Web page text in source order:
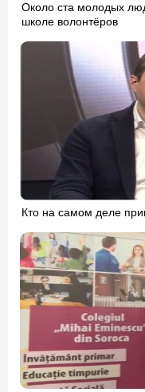
Около ста молодых
школе волонтёров
Кто на самом деле